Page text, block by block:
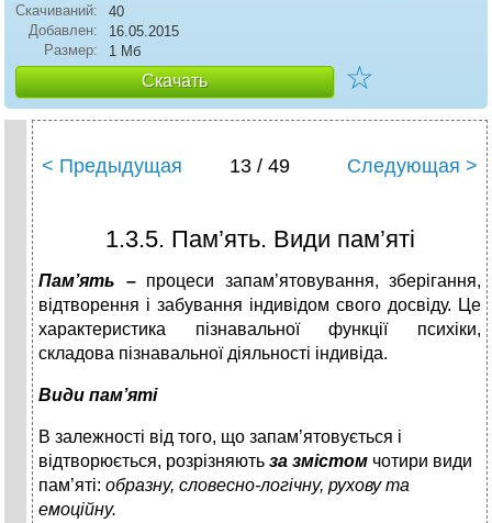
Скачиваний:
40
Добавлен:
16.05.2015
Размер:
1 Мб
Скачать ☆
< Предыдущая 13 / 49 Следующая >
1.3.5. Пам’ять. Види пам’яті
Пам’ять –процеси запам’ятовування, зберігання,
відтворення і забу­вання індивідом свого досвіду. Це
характеристика пізнавальної функції психіки,
складова пізнавальної діяльності індивіда.
Види пам’яті
В залежності від того, що запам’ятовується і
відтворюється, розрізняють за змістом чотири види
пам’яті: образну, словесно-логічну, рухову та
емоційну.